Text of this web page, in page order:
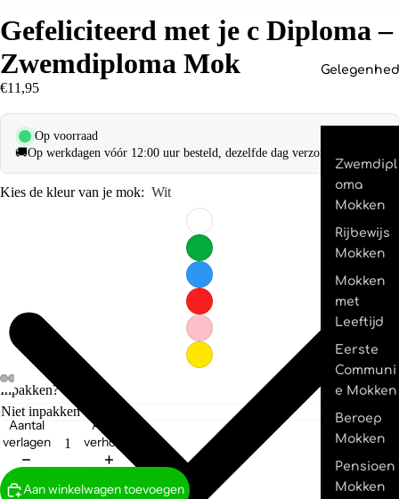
Zwemdipl
oma
Mokken
Rijbewijs
Mokken
Mokken
met
Leeftijd
Eerste
Communi
e Mokken
Beroep
Mokken
Pensioen
Mokken
Gefeliciteerd met je c Diploma –
Zwemdiploma Mok
€11,95
Op voorraad
🚚Op werkdagen vóór 12:00 uur besteld, dezelfde dag verzonden.
Kies de kleur van je mok: Wit
Inpakken?
Aantal
verlagen
Aantal
verhogen
Aan winkelwagen toevoegen